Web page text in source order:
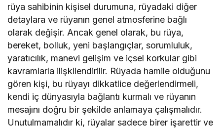
rüya sahibinin kişisel durumuna, rüyadaki diğer
detaylara ve rüyanın genel atmosferine bağlı
olarak değişir. Ancak genel olarak, bu rüya,
bereket, bolluk, yeni başlangıçlar, sorumluluk,
yaratıcılık, manevi gelişim ve içsel korkular gibi
kavramlarla ilişkilendirilir. Rüyada hamile olduğunu
gören kişi, bu rüyayı dikkatlice değerlendirmeli,
kendi iç dünyasıyla bağlantı kurmalı ve rüyanın
mesajını doğru bir şekilde anlamaya çalışmalıdır.
Unutulmamalıdır ki, rüyalar sadece birer işarettir ve